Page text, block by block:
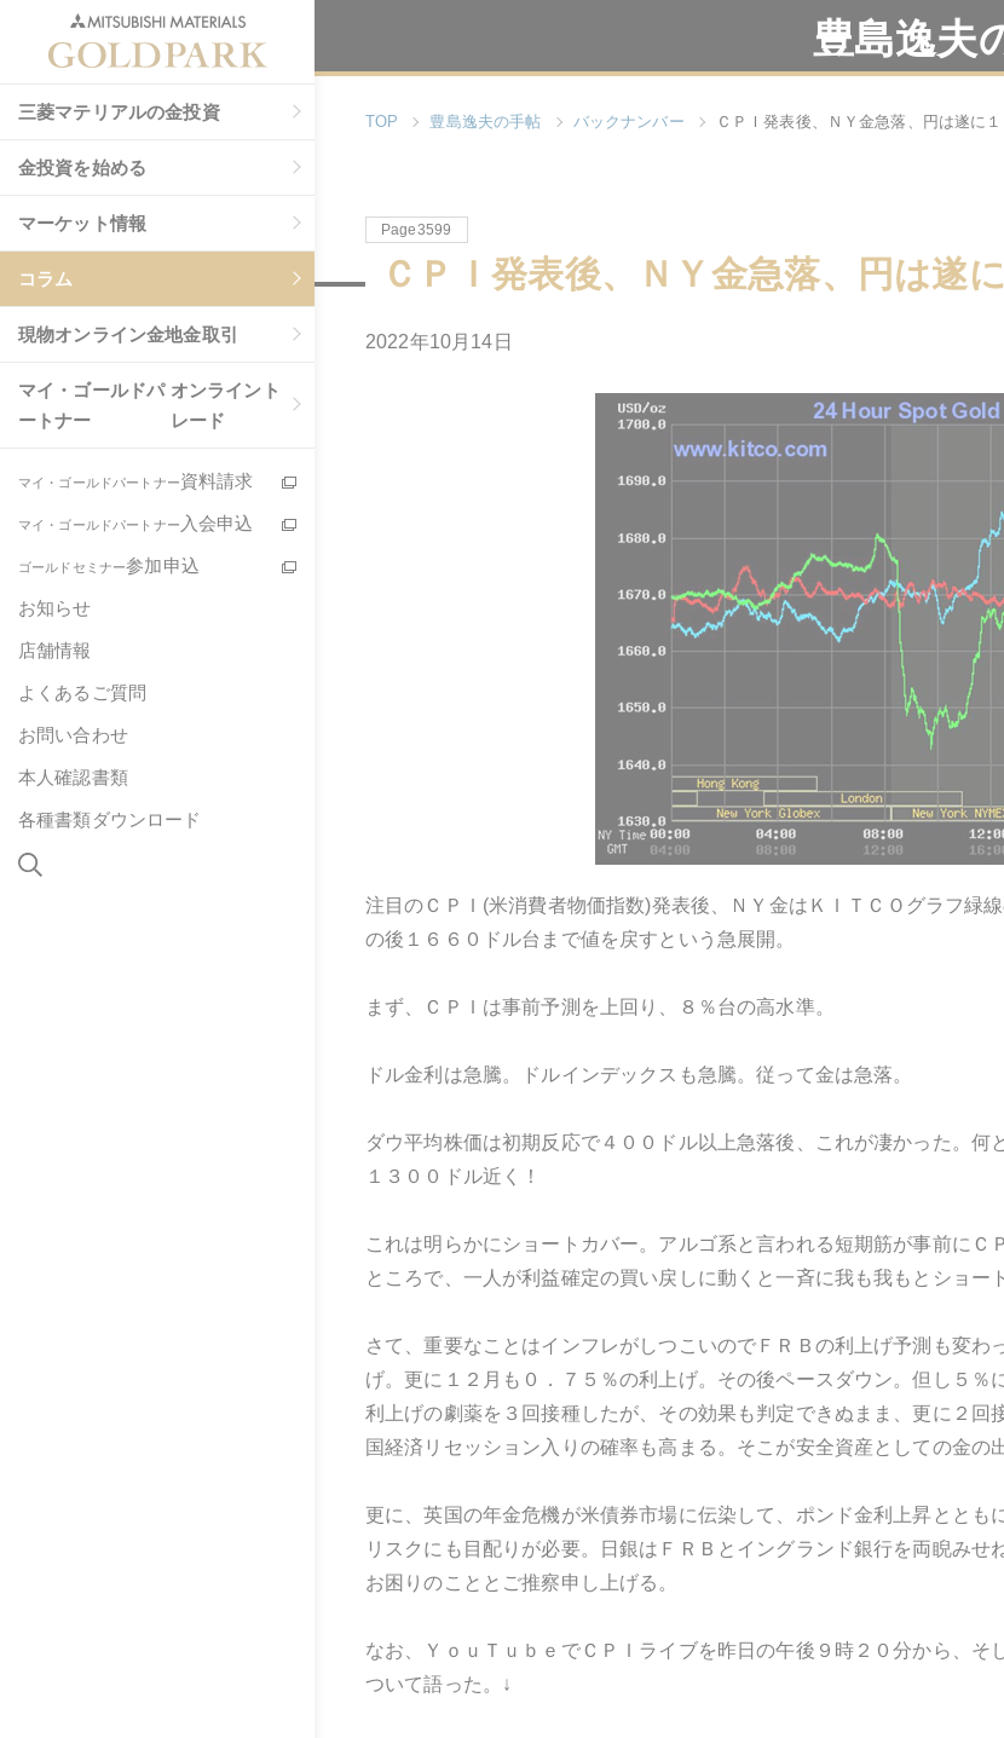
三菱マテリアルの金投資
金投資を始める
マーケット情報
コラム
現物オンライン金地金取引
マイ・ゴールドパ
ートナー
オンライント
レード
マイ・ゴールドパートナー資料請求
マイ・ゴールドパートナー 入会申込
ゴールドセミナー参加申込
お知らせ
店舗情報
よくあるご質問
お問い合わせ
本人確認書類
各種書類ダウンロード
豊島逸夫
TOP 豊島逸夫の手帖 バックナンバー ＣＰＩ発表後、ＮＹ金急落、円は遂に
Page3599
ＣＰＩ発表後、ＮＹ金急落、円は遂
2022年10月 14 日
注目のＣＰＩ (米消費者物価指数)発表後、ＮＹ金はＫＩＴＣＯグラフ緑
の後１６６０ドル台まで値を戻すという急展開。
まず、ＣＰＩは事前予測を上回り、８％台の高水準。
ドル金利は急騰。ドルインデックスも急騰。従って金は急落。
ダウ平均株価は初期反応で４００ドル以上急落後、これが凄かった。
１３００ドル近く！
これは明らかにショートカバー。アルゴ系と言われる短期筋が事前に
ところで、一人が利益確定の買い戻しに動くと一斉に我も我もとショー
さて、重要なことはインフレがしつこいのでＦＲＢの利上げ予測も変
げ。更に１２月も０．７５％の利上げ。その後ペースダウン。但し５
利上げの劇薬を３回接種したが、その効果も判定できぬまま、更に２
国経済リセッション入りの確率も高まる。そこが安全資産としての金の
更に、英国の年金危機が米債券市場に伝染して、ポンド金利上昇とと
リスクにも目配りが必要。日銀はＦＲＢとイングランド銀行を両睨みせ
お困りのこととご推察申し上げる。
なお、ＹｏｕＴｕｂｅでＣＰＩライブを昨日の午後９時２０分から、
ついて語った。
↓